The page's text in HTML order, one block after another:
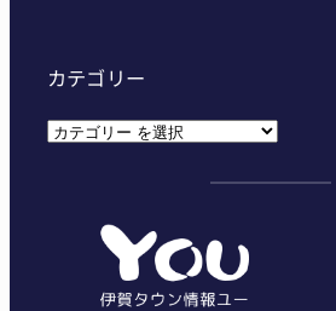
カテゴリー
カ